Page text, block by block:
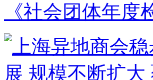
《社会团体年度